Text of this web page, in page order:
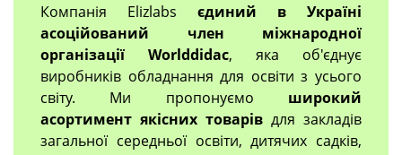
Компанія Elizlabs єдиний в Україні
асоційований член міжнародної
організації Worlddidac, яка об'єднує
виробників обладнання для освіти з усього
світу. Ми пропонуємо широкий
асортимент якісних товарів для закладів
загальної середньої освіти, дитячих садків,